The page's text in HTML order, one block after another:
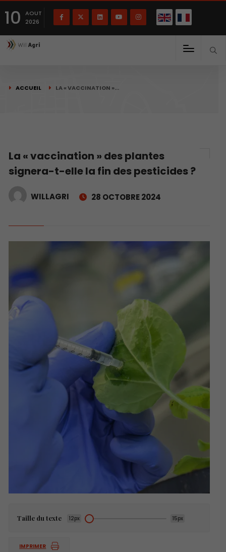
10
AOUT
2026
ACCUEIL LA « VACCINATION »…
La « vaccination » des plantes
signera-t-elle la fin des pesticides ?
WILLAGRI 28 OCTOBRE 2024
Taille du texte 12px 15px
IMPRIMER
Français English(English)